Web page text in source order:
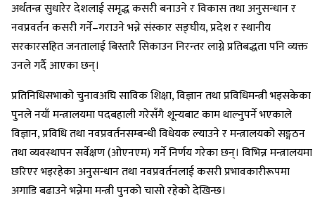
अर्थतन्त्र सुधारेर देशलाई समृद्ध कसरी बनाउने र विकास तथा अनुसन्धान र
नवप्रवर्तन कसरी गर्ने–गराउने भन्ने संस्कार सङ्घीय, प्रदेश र स्थानीय
सरकारसहित जनतालाई बिस्तारै सिकाउन निरन्तर लाग्ने प्रतिबद्धता पनि व्यक्त
उनले गर्दै आएका छन्।
प्रतिनिधिसभाको चुनावअघि साविक शिक्षा, विज्ञान तथा प्रविधिमन्त्री भइसकेका
पुनले नयाँ मन्त्रालयमा पदबहाली गरेसँगै शून्यबाट काम थाल्नुपर्ने भएकाले
विज्ञान, प्रविधि तथा नवप्रवर्तनसम्बन्धी विधेयक ल्याउने र मन्त्रालयको सङ्गठन
तथा व्यवस्थापन सर्वेक्षण (ओएनएम) गर्ने निर्णय गरेका छन्। विभिन्न मन्त्रालयमा
छरिएर भइरहेका अनुसन्धान तथा नवप्रवर्तनलाई कसरी प्रभावकारीरूपमा
अगाडि बढाउने भन्नेमा मन्त्री पुनको चासो रहेको देखिन्छ।